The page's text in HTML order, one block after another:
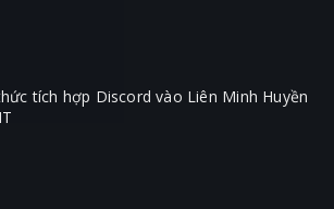
tích hợp Discord vào Liên Minh Huyền